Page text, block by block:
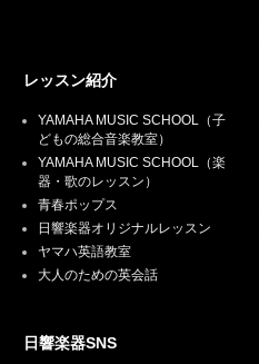
レッスン紹介
YAMAHA MUSIC SCHOOL（子
どもの総合音楽教室）
YAMAHA MUSIC SCHOOL（楽
器・歌のレッスン）
青春ポップス
日響楽器オリジナルレッスン
ヤマハ英語教室
大人のための英会話
日響楽器SNS